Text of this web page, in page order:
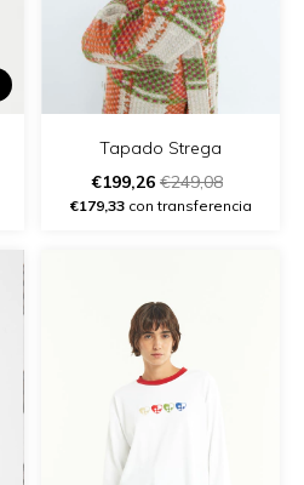
Tapado Strega
€199,26 €249,08
€179,33con transferencia